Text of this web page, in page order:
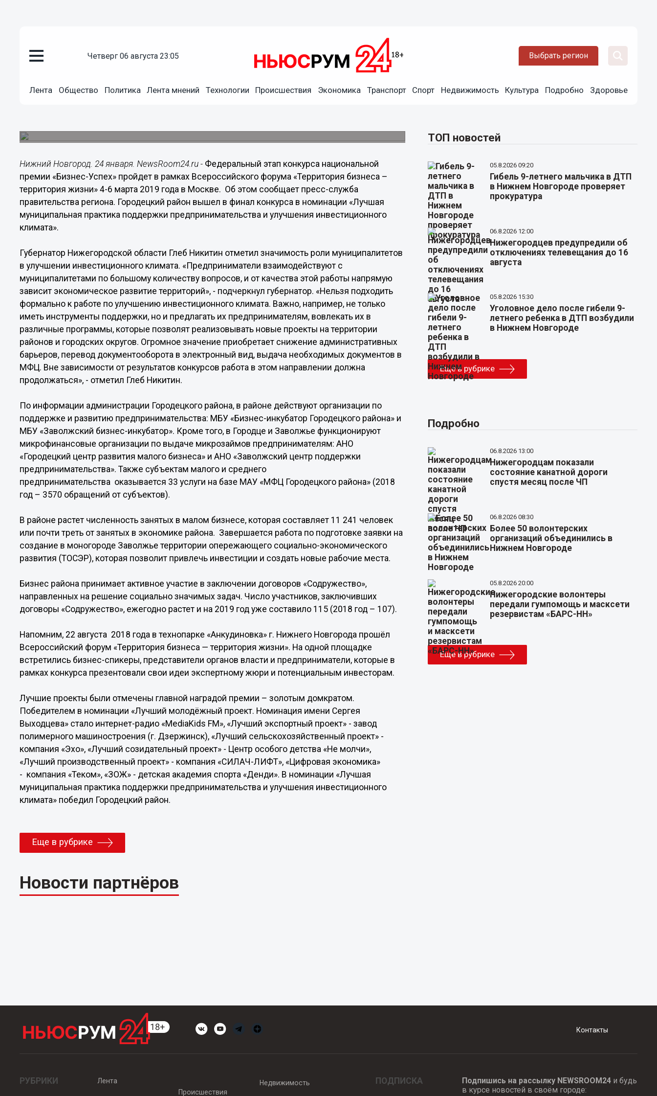
четверг 06 августа 23:05 Выбрать регион
Лента Общество Политика Лента мнений Технологии Происшествия Экономика Транспорт Спорт Недвижимость Культура Подробно Здоровье
24.01.2019 14:57
национальной премии «Бизнес-Успех»
Нижний Новгород. 24 января. NewsRoom24.ru - Федеральный этап конкурса национальной
премии «Бизнес-Успех» пройдет в рамках Всероссийского форума «Территория бизнеса –
территория жизни» 4-6 марта 2019 года в Москве. Об этом сообщает пресс-служба
правительства региона. Городецкий район вышел в финал конкурса в номинации «Лучшая
муниципальная практика поддержки предпринимательства и улучшения инвестиционного
климата».
Губернатор Нижегородской области Глеб Никитин отметил значимость роли муниципалитетов
в улучшении инвестиционного климата. «Предприниматели взаимодействуют с
муниципалитетами по большому количеству вопросов, и от качества этой работы напрямую
зависит экономическое развитие территорий», - подчеркнул губернатор. «Нельзя подходить
формально к работе по улучшению инвестиционного климата. Важно, например, не только
иметь инструменты поддержки, но и предлагать их предпринимателям, вовлекать их в
различные программы, которые позволят реализовывать новые проекты на территории
районов и городских округов. Огромное значение приобретает снижение административных
барьеров, перевод документооборота в электронный вид, выдача необходимых документов в
МФЦ. Вне зависимости от результатов конкурсов работа в этом направлении должна
продолжаться», - отметил Глеб Никитин.
По информации администрации Городецкого района, в районе действуют организации по
поддержке и развитию предпринимательства: МБУ «Бизнес-инкубатор Городецкого района» и
МБУ «Заволжский бизнес-инкубатор». Кроме того, в Городце и Заволжье функционируют
микрофинансовые организации по выдаче микрозаймов предпринимателям: АНО
«Городецкий центр развития малого бизнеса» и АНО «Заволжский центр поддержки
предпринимательства». Также субъектам малого и среднего
предпринимательства оказывается 33 услуги на базе МАУ «МФЦ Городецкого района» (2018
год – 3570 обращений от субъектов).
В районе растет численность занятых в малом бизнесе, которая составляет 11 241 человек
или почти треть от занятых в экономике района. Завершается работа по подготовке заявки на
создание в моногороде Заволжье территории опережающего социально-экономического
развития (ТОСЭР), которая позволит привлечь инвестиции и создать новые рабочие места.
Бизнес района принимает активное участие в заключении договоров «Содружество»,
направленных на решение социально значимых задач. Число участников, заключивших
договоры «Содружество», ежегодно растет и на 2019 год уже составило 115 (2018 год – 107).
Напомним, 22 августа 2018 года в технопарке «Анкудиновка» г. Нижнего Новгорода прошёл
Всероссийский форум «Территория бизнеса — территория жизни». На одной площадке
встретились бизнес-спикеры, представители органов власти и предприниматели, которые в
рамках конкурса презентовали свои идеи экспертному жюри и потенциальным инвесторам.
Лучшие проекты были отмечены главной наградой премии – золотым домкратом.
Победителем в номинации «Лучший молодёжный проект. Номинация имени Сергея
Выходцева» стало интернет-радио «MediaKids FM», «Лучший экспортный проект» - завод
полимерного машиностроения (г. Дзержинск), «Лучший сельскохозяйственный проект» -
компания «Эхо», «Лучший созидательный проект» - Центр особого детства «Не молчи»,
«Лучший производственный проект» - компания «СИЛАЧ-ЛИФТ», «Цифровая экономика»
- компания «Теком», «ЗОЖ» - детская академия спорта «Денди». В номинации «Лучшая
муниципальная практика поддержки предпринимательства и улучшения инвестиционного
климата» победил Городецкий район.
Еще в рубрике
Новости партнёров
ТОП новостей
05.8.2026 09:20
Гибель 9-летнего мальчика в ДТП
в Нижнем Новгороде проверяет
прокуратура
06.8.2026 12:00
Нижегородцев предупредили об
отключениях телевещания до 16
августа
05.8.2026 15:30
Уголовное дело после гибели 9-
летнего ребенка в ДТП возбудили
в Нижнем Новгороде
Еще в рубрике
Подробно
06.8.2026 13:00
Нижегородцам показали
состояние канатной дороги
спустя месяц после ЧП
06.8.2026 08:30
Более 50 волонтерских
организаций объединились в
Нижнем Новгороде
05.8.2026 20:00
Нижегородские волонтеры
передали гумпомощь и масксети
резервистам «БАРС-НН»
Еще в рубрике
Контакты
РУБРИКИ
Лента
Происшествия
Недвижимость ПОДПИСКА Подпишись на рассылку NEWSROOM24и будь
в курсе новостей в своём городе: